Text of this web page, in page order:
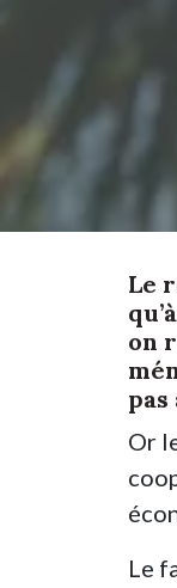
Le
on
Or
Le